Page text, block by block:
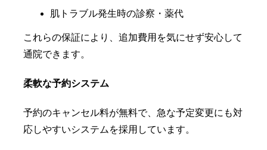
肌トラブル発生時の診察・薬代
これらの保証により、追加費用を気にせず安心して
通院できます。
柔軟な予約システム
予約のキャンセル料が無料で、急な予定変更にも対
応しやすいシステムを採用しています。